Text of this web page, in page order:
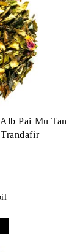
Pai Mu Tan